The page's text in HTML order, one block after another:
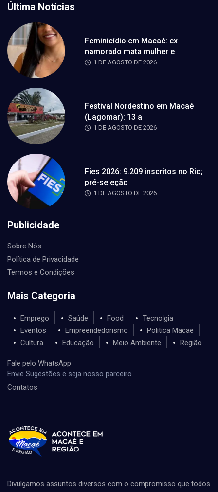
Última Notícias
Feminicídio em Macaé: ex-
namorado mata mulher e
1 DE AGOSTO DE 2026
Festival Nordestino em Macaé
(Lagomar): 13 a
1 DE AGOSTO DE 2026
Fies 2026: 9.209 inscritos no Rio;
pré-seleção
1 DE AGOSTO DE 2026
Publicidade
Sobre Nós
Política de Privacidade
Termos e Condições
Mais Categoria
Emprego Saúde Food
Tecnolgia
Eventos
Empreendedorismo
Política Macaé
Cultura
Educação Meio Ambiente Região
Fale pelo WhatsApp
Envie Sugestões e seja nosso parceiro
Contatos
Divulgamos assuntos diversos com o compromisso que todos